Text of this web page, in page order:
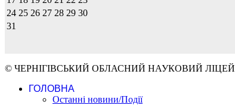
24 25 26 27 28 29 30
31
© ЧЕРНІГІВСЬКИЙ ОБЛАСНИЙ НАУКОВИЙ ЛІЦЕЙ
ГОЛОВНА
Останні новини/Події